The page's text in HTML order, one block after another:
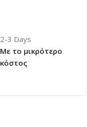
2-3 Days
Με το μικρότερο
κόστος